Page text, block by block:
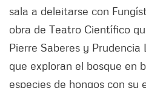
sala a deleitarse con
obra de Teatro Científico
Pierre Saberes y Prudencia
que exploran el bosque en
especies de hongos con su